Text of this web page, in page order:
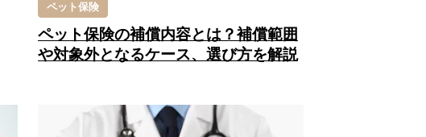
ペット保険
ペット保険の補償内容とは？補償範囲
や対象外となるケース、選び方を解説